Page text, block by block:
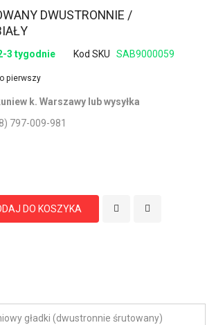
DWUSTRONNIE /
3 tygodnie Kod SKU SAB9000059
pierwszy
k. Warszawy lub wysyłka
797-009-981
DO KOSZYKA
gładki (dwustronnie śrutowany)